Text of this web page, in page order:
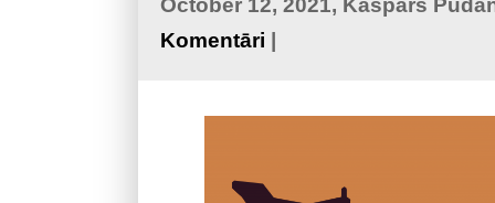
October 12, 2021, Kaspars
Komentāri